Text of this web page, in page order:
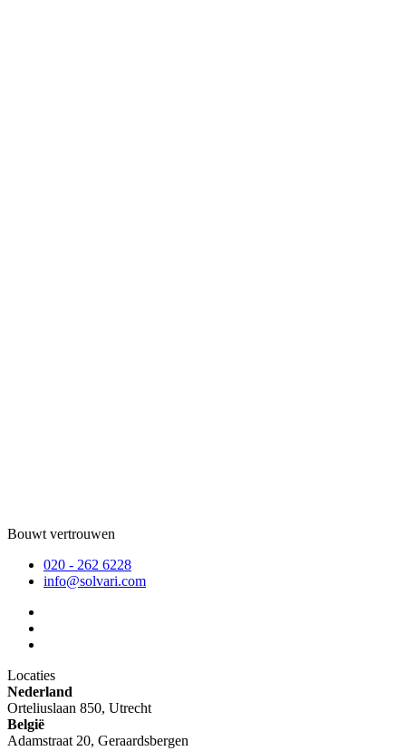
Bouwt vertrouwen
020 - 262 6228
info@solvari.com
Locaties
Nederland
Orteliuslaan 850, Utrecht
België
Adamstraat 20, Geraardsbergen